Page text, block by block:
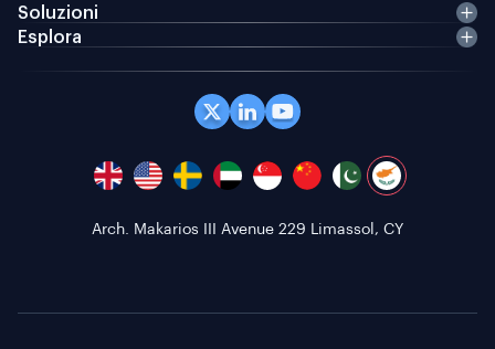
Soluzioni
Esplora
Arch. Makarios III Avenue 229 Limassol, CY